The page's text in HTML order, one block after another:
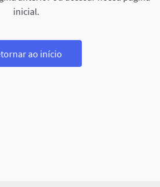
inicial.
ao início